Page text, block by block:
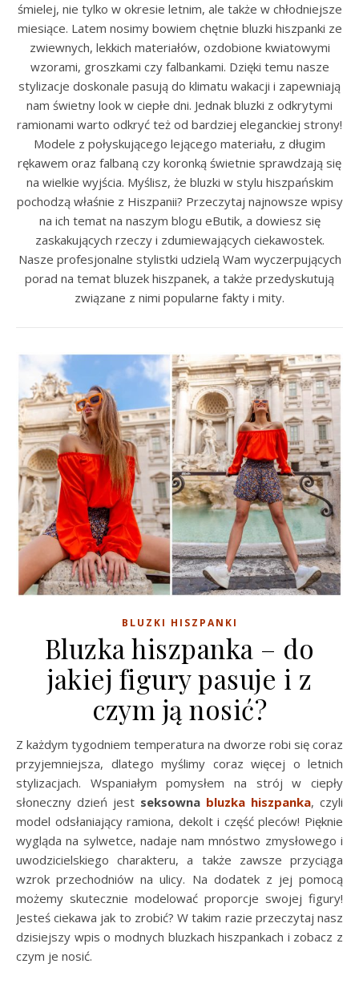
śmielej, nie tylko w okresie letnim, ale także w chłodniejsze
miesiące. Latem nosimy bowiem chętnie bluzki hiszpanki ze
zwiewnych, lekkich materiałów, ozdobione kwiatowymi
wzorami, groszkami czy falbankami. Dzięki temu nasze
stylizacje doskonale pasują do klimatu wakacji i zapewniają
nam świetny look w ciepłe dni. Jednak bluzki z odkrytymi
ramionami warto odkryć też od bardziej eleganckiej strony!
Modele z połyskującego lejącego materiału, z długim
rękawem oraz falbaną czy koronką świetnie sprawdzają się
na wielkie wyjścia. Myślisz, że bluzki w stylu hiszpańskim
pochodzą właśnie z Hiszpanii? Przeczytaj najnowsze wpisy
na ich temat na naszym blogu eButik, a dowiesz się
zaskakujących rzeczy i zdumiewających ciekawostek.
Nasze profesjonalne stylistki udzielą Wam wyczerpujących
porad na temat bluzek hiszpanek, a także przedyskutują
związane z nimi popularne fakty i mity.
BLUZKI HISZPANKI
Bluzka hiszpanka – do
jakiej figury pasuje i z
czym ją nosić?
Z każdym tygodniem temperatura na dworze robi się coraz
przyjemniejsza, dlatego myślimy coraz więcej o letnich
stylizacjach. Wspaniałym pomysłem na strój w ciepły
słoneczny dzień jest seksowna bluzka hiszpanka, czyli
model odsłaniający ramiona, dekolt i część pleców! Pięknie
wygląda na sylwetce, nadaje nam mnóstwo zmysłowego i
uwodzicielskiego charakteru, a także zawsze przyciąga
wzrok przechodniów na ulicy. Na dodatek z jej pomocą
możemy skutecznie modelować proporcje swojej figury!
Jesteś ciekawa jak to zrobić? W takim razie przeczytaj nasz
dzisiejszy wpis o modnych bluzkach hiszpankach i zobacz z
czym je nosić.